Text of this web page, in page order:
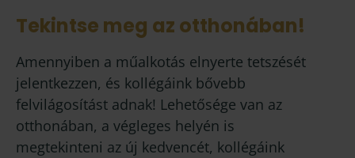
Tekintse meg az otthonában!
Amennyiben a műalkotás elnyerte tetszését
jelentkezzen, és kollégáink bővebb
felvilágosítást adnak! Lehetősége van az
otthonában, a végleges helyén is
megtekinteni az új kedvencét, kollégáink